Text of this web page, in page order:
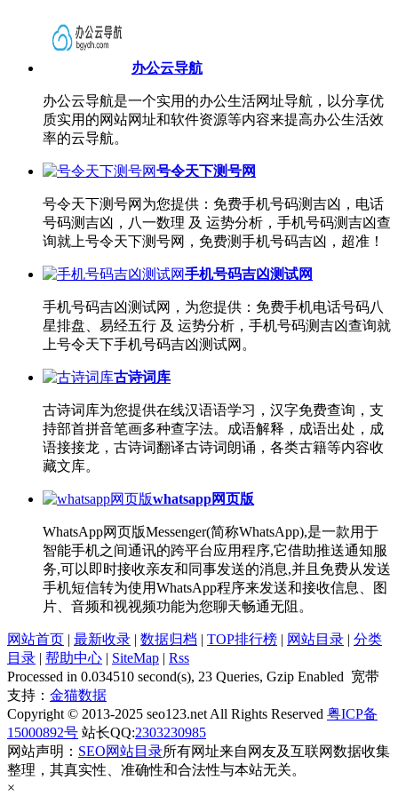
办公云导航
办公云导航是一个实用的办公生活网址导航，以分享优
质实用的网站网址和软件资源等内容来提高办公生活效
率的云导航。
号令天下测号网
号令天下测号网为您提供：免费手机号码测吉凶，电话
号码测吉凶，八一数理 及 运势分析，手机号码测吉凶查
询就上号令天下测号网，免费测手机号码吉凶，超准！
手机号码吉凶测试网
手机号码吉凶测试网，为您提供：免费手机电话号码八
星排盘、易经五行 及 运势分析，手机号码测吉凶查询就
上号令天下手机号码吉凶测试网。
古诗词库
古诗词库为您提供在线汉语语学习，汉字免费查询，支
持部首拼音笔画多种查字法。成语解释，成语出处，成
语接接龙，古诗词翻译古诗词朗诵，各类古籍等内容收
藏文库。
whatsapp网页版
WhatsApp网页版Messenger(简称WhatsApp),是一款用于
智能手机之间通讯的跨平台应用程序,它借助推送通知服
务,可以即时接收亲友和同事发送的消息,并且免费从发送
手机短信转为使用WhatsApp程序来发送和接收信息、图
片、音频和视视频功能为您聊天畅通无阻。
网站首页 | 最新收录 | 数据归档 | TOP排行榜 | 网站目录 | 分类
目录 | 帮助中心 | SiteMap | Rss
Processed in 0.034510 second(s), 23 Queries, Gzip Enabled 宽带
支持： 金猫数据
Copyright © 2013-2025 seo123.net All Rights Reserved 粤ICP备
15000892号 站长QQ:2303230985
网站声明： SEO网站目录所有网址来自网友及互联网数据收集
整理，其真实性、准确性和合法性与本站无关。
×